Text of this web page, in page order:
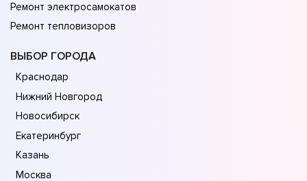
Ремонт электросамокатов
Ремонт тепловизоров
ВЫБОР ГОРОДА
Краснодар
Нижний Новгород
Новосибирск
Екатеринбург
Казань
Москва